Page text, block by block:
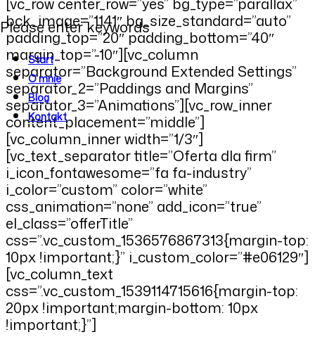
Please enter keywords
Start
O mnie
Blog
Kontakt
bck_image=”1141″ bg_size_standard=”auto”
padding_top=”20″ padding_bottom=”40″
margin_top=”-10″][vc_column
separator=”Background Extended Settings”
separator_2=”Paddings and Margins”
separator_3=”Animations”][vc_row_inner
content_placement=”middle”]
[vc_column_inner width=”1/3″]
[vc_text_separator title=”Oferta dla firm”
i_icon_fontawesome=”fa fa-industry”
i_color=”custom” color=”white”
css_animation=”none” add_icon=”true”
el_class=”offerTitle”
css=”.vc_custom_1536576867313{margin-top:
10px !important;}” i_custom_color=”#e06129″]
[vc_column_text
css=”.vc_custom_1539114715616{margin-top:
20px !important;margin-bottom: 10px
!important;}”]